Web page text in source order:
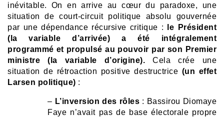
inévitable. On en arrive au cœur du paradoxe, une
situation de court-circuit politique absolu gouvernée
par une dépendance récursive critique :
le Président
(la variable d’arrivée) a été intégralement
programmé et propulsé au pouvoir par son Premier
ministre (la variable d’origine). Cela crée une
situation de rétroaction positive destructrice (un effet
Larsen politique) :
– L’inversion des rôles : Bassirou Diomaye
Faye n’avait pas de base électorale propre